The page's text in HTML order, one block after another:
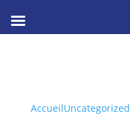
AccueilUncategorized